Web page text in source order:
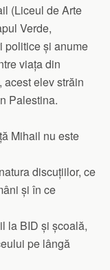
(Liceul de Arte
Verde,
politice și anume
viața din
elev străin
Palestina.
Mihail nu este
discuțiilor, ce
și în ce
la BID și școală,
pe lângă